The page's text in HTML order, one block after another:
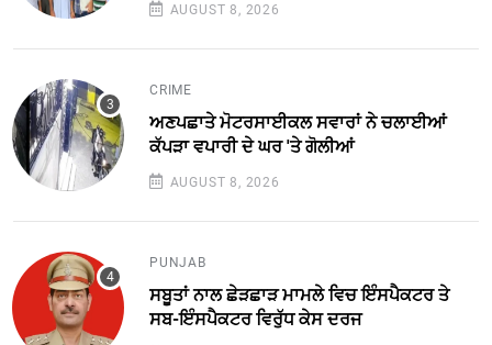
AUGUST 8, 2026
CRIME
ਅਣਪਛਾਤੇ ਮੋਟਰਸਾਈਕਲ ਸਵਾਰਾਂ ਨੇ ਚਲਾਈਆਂ
ਕੱਪੜਾ ਵਪਾਰੀ ਦੇ ਘਰ 'ਤੇ ਗੋਲੀਆਂ
AUGUST 8, 2026
PUNJAB
ਸਬੂਤਾਂ ਨਾਲ ਛੇੜਛਾੜ ਮਾਮਲੇ ਵਿਚ ਇੰਸਪੈਕਟਰ ਤੇ
ਸਬ-ਇੰਸਪੈਕਟਰ ਵਿਰੁੱਧ ਕੇਸ ਦਰਜ